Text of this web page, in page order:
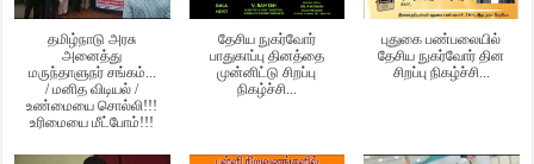
தமிழ்நாடு அரசு
அனைத்து
மருந்தாளுநர் சங்கம்...
/ மனித விடியல் /
உண்மையை சொல்லி!!!
உரிமையை மீட்போம்!!!
தேசிய நுகர்வோர்
பாதுகாப்பு தினத்தை
முன்னிட்டு சிறப்பு
நிகழ்ச்சி...
புதுகை பண்பலையில்
தேசிய நுகர்வோர் தின
சிறப்பு நிகழ்ச்சி...